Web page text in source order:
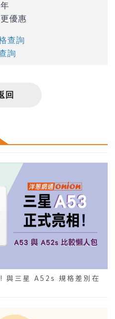
優惠
查詢
詢
回
三星 A52s 規格差別在